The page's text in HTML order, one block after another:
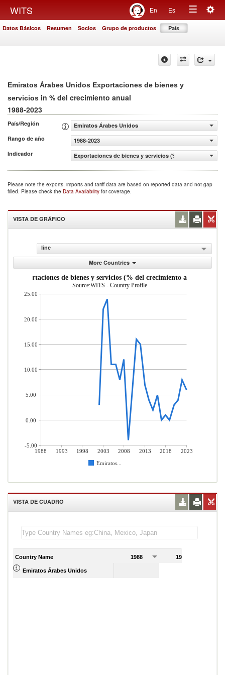
WITS En Es
Toggle
Datos Básicos Resumen Socios Grupo de productos País
Emiratos Árabes Unidos Exportaciones de bienes y
servicios in % del crecimiento anual
1988-2023
País/Región
Emiratos Árabes Unidos
Rango de año
1988-2023
Indicador
Exportaciones de bienes y servicios (% del crecimiento
Please note the exports, imports and tariff data are based on reported data and not gap
filled. Please check the Data Availability for coverage.
VISTA DE GRÁFICO
line
More Countries
Exportaciones de bienes y servicios (% del crecimiento anual)
Source:WITS - Country Profile
1988 1993 1998 2003 2008 2013 2018
2023
Emiratos...
25.00
20.00
15.00
10.00
5.00
0.00
-5.00
VISTA DE CUADRO
Country Name 1988 1989
Emiratos Árabes Unidos